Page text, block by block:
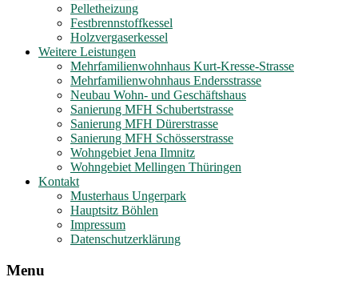
Pelletheizung
Festbrennstoffkessel
Holzvergaserkessel
Weitere Leistungen
Mehrfamilienwohnhaus Kurt-Kresse-Strasse
Mehrfamilienwohnhaus Endersstrasse
Neubau Wohn- und Geschäftshaus
Sanierung MFH Schubertstrasse
Sanierung MFH Dürerstrasse
Sanierung MFH Schösserstrasse
Wohngebiet Jena Ilmnitz
Wohngebiet Mellingen Thüringen
Kontakt
Musterhaus Ungerpark
Hauptsitz Böhlen
Impressum
Datenschutzerklärung
Menu